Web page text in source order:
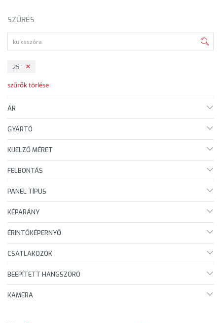
SZŰRÉS
25"
szűrők törlése
ÁR
GYÁRTÓ
KIJELZŐ MÉRET
FELBONTÁS
PANEL TÍPUS
KÉPARÁNY
ÉRINTŐKÉPERNYŐ
CSATLAKOZÓK
BEÉPÍTETT HANGSZÓRÓ
KAMERA